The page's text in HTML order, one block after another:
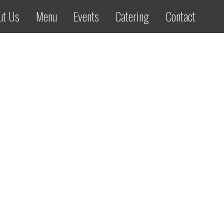
Us Menu Events Catering Contact